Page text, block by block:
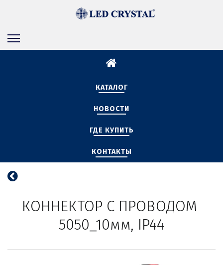
КАТАЛОГ
НОВОСТИ
ГДЕ КУПИТЬ
КОНТАКТЫ
КОННЕКТОР С ПРОВОДОМ
5050_10мм, IP44